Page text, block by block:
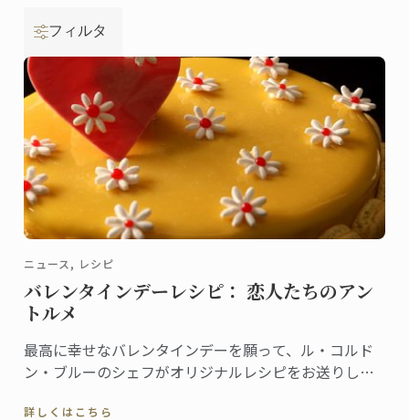
フィルタ
ニュース, レシピ
バレンタインデーレシピ： 恋人たちのアン
トルメ
最高に幸せなバレンタインデーを願って、ル・コルド
ン・ブルーのシェフがオリジナルレシピをお送りしま
詳しくはこちら